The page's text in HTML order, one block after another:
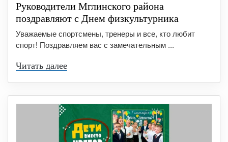
Руководители Мглинского района
поздравляют с Днем физкультурника
Уважаемые спортсмены, тренеры и все, кто любит
спорт! Поздравляем вас с замечательным ...
Читать далее